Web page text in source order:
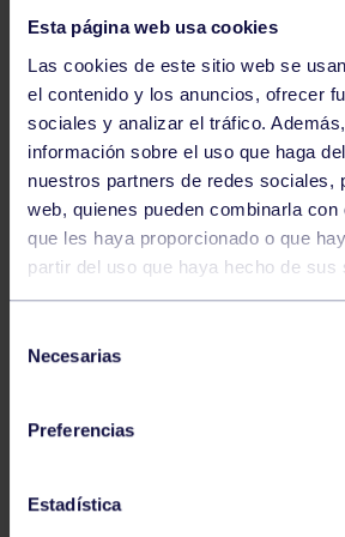
Esta página web usa cookies
Las cookies de este sitio web se
el contenido y los anuncios, ofrecer
sociales y analizar el tráfico.
información sobre el uso que haga
nuestros partners de redes sociales,
web, quienes pueden combinarla con
que les haya proporcionado o que
partir del uso que haya hecho de sus
Necesarias
Preferencias
Estadística
Hockey 28 Jul 2026
ÓSCAR PALOMERO,
MUNDIAL
Hockey